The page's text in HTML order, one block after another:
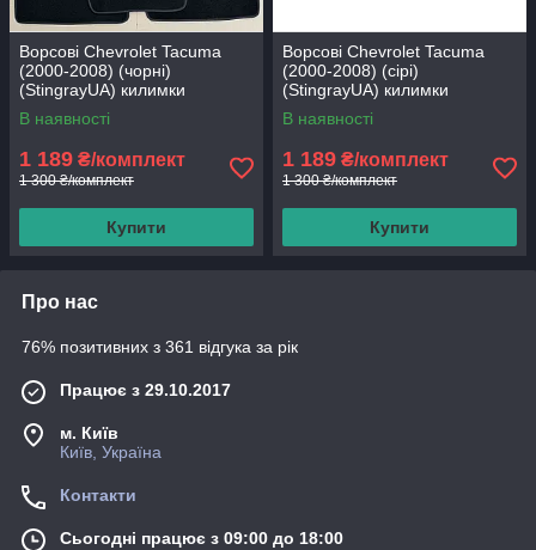
Ворсові Chevrolet Tacuma
(2000-2008) (чорні)
(StingrayUA) килимки
текстильні в салон авто
В наявності
1 189 ₴/комплект
1 300 ₴/комплект
Купити
Ворсові Chevrolet Tacuma
(2000-2008) (сірі)
(StingrayUA) килимки
текстильні в салон авто
В наявності
1 189 ₴/комплект
1 300 ₴/комплект
Купити
Про нас
76% позитивних з 361 відгука за рік
Працює з 29.10.2017
м. Київ
Київ, Україна
Контакти
Сьогодні працює з 09:00 до 18:00